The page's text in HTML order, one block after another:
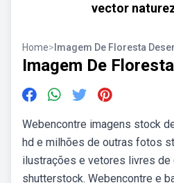
vector
Home> Imagem De Floresta
Imagem De
Webencontre imagens stock
hd e milhões de outras fotos
ilustrações e vetores livres de
shutterstock. Webencontre e